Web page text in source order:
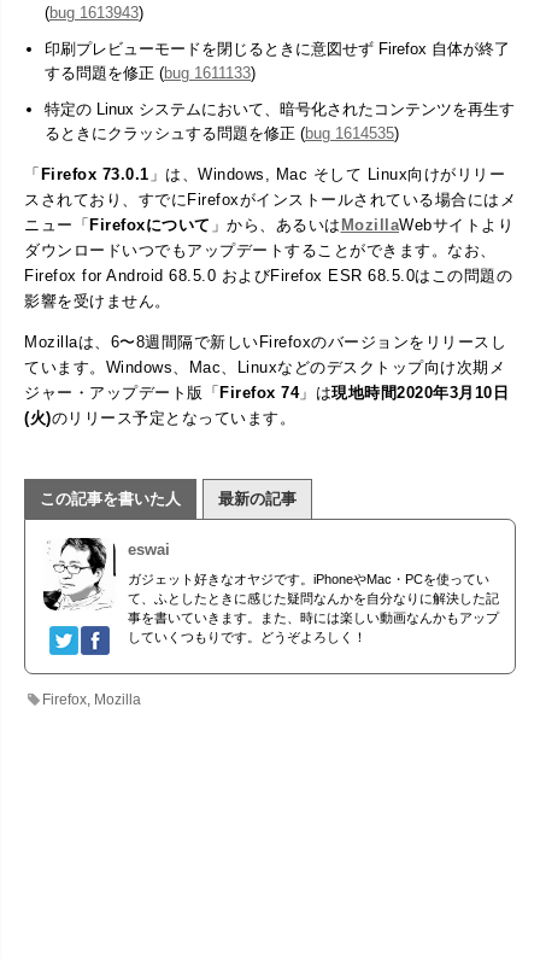
(bug 1613943)
印刷プレビューモードを閉じるときに意図せず Firefox 自体が終了
する問題を修正 (bug 1611133)
特定の Linux システムにおいて、暗号化されたコンテンツを再生す
るときにクラッシュする問題を修正 (bug 1614535)
「 Firefox 73.0.1 」は、Windows, Mac そして Linux向けがリリー
スされており、すでにFirefoxがインストールされている場合にはメ
ニュー「 Firefoxについて 」から、あるいは MozillaWebサイトより
ダウンロードいつでもアップデートすることができます。なお、
Firefox for Android 68.5.0 およびFirefox ESR 68.5.0はこの問題の
影響を受けません。
Mozillaは、6〜8週間隔で新しいFirefoxのバージョンをリリースし
ています。Windows、Mac、Linuxなどのデスクトップ向け次期メ
ジャー・アップデート版「 Firefox 74」は現地時間2020年3月10日
(火)のリリース予定となっています。
この記事を書いた人 最新の記事
eswai
ガジェット好きなオヤジです。iPhoneやMac・PCを使ってい
て、ふとしたときに感じた疑問なんかを自分なりに解決した記
事を書いていきます。また、時には楽しい動画なんかもアップ
していくつもりです。どうぞよろしく！
Firefox, Mozilla